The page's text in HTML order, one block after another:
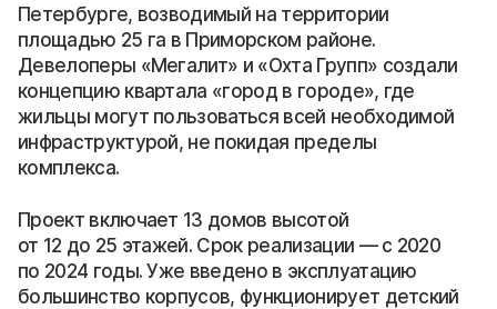
Петербурге, возводимый на территории
площадью 25 га в Приморском районе.
Девелоперы «Мегалит» и «Охта Групп» создали
концепцию квартала «город в городе», где
жильцы могут пользоваться всей необходимой
инфраструктурой, не покидая пределы
комплекса.
Проект включает 13 домов высотой
от 12 до 25 этажей. Срок реализации — с 2020
по 2024 годы. Уже введено в эксплуатацию
большинство корпусов, функционирует детский